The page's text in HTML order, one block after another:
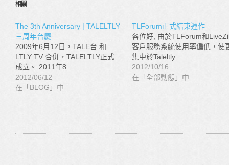
相關
The 3th Anniversary | TALELTLY
三周年台慶
2009年6月12日，TALE台 和
LTLY TV 合併，TALELTLY正式
成立。 2011年8…
2012/06/12
在「BLOG」中
TLForum正式結束運作
各位好, 由於TLForum和
客戶服務系統使用率偏低，使
集中於Taleltly …
2012/10/16
在「全部動態」中